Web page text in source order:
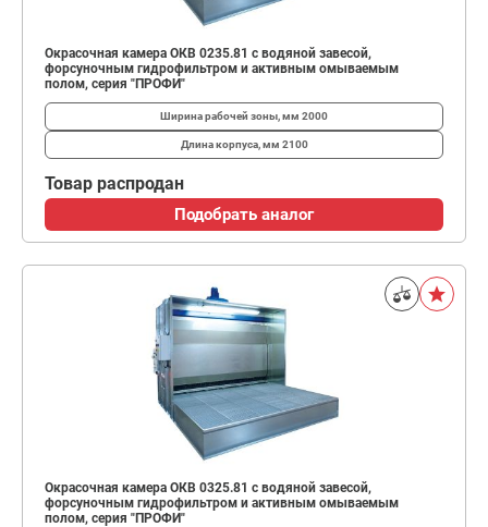
Окрасочная камера ОКВ 0235.81 с водяной завесой,
форсуночным гидрофильтром и активным омываемым
полом, серия "ПРОФИ"
Ширина рабочей зоны, мм 2000
Длина корпуса, мм 2100
Товар распродан
Подобрать аналог
Окрасочная камера ОКВ 0325.81 с водяной завесой,
форсуночным гидрофильтром и активным омываемым
полом, серия "ПРОФИ"